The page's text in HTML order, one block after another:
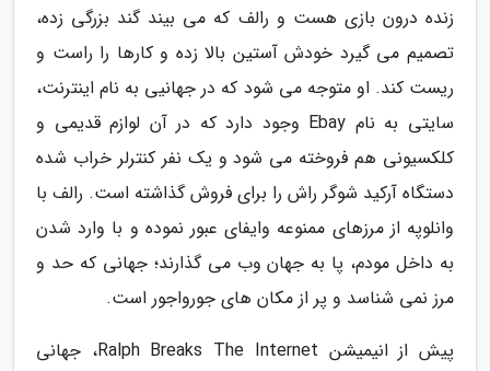
زنده درون بازی هست و رالف که می بیند گند بزرگی زده،
تصمیم می گیرد خودش آستین بالا زده و کارها را راست و
ریست کند. او متوجه می شود که در جهانیی به نام اینترنت،
سایتی به نام Ebay وجود دارد که در آن لوازم قدیمی و
کلکسیونی هم فروخته می شود و یک نفر کنترلر خراب شده
دستگاه آرکید شوگر راش را برای فروش گذاشته است. رالف با
وانلوپه از مرزهای ممنوعه وایفای عبور نموده و با وارد شدن
به داخل مودم، پا به جهان وب می گذارند؛ جهانی که حد و
مرز نمی شناسد و پر از مکان های جورواجور است.
پیش از انیمیشن Ralph Breaks The Internet، جهانی